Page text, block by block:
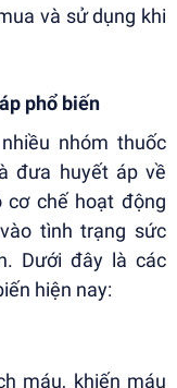
và sử dụng khi
phổ biến
nhóm thuốc
đưa huyết áp về
chế hoạt động
tình trạng sức
Dưới đây là các
hiện nay:
máu, khiến máu